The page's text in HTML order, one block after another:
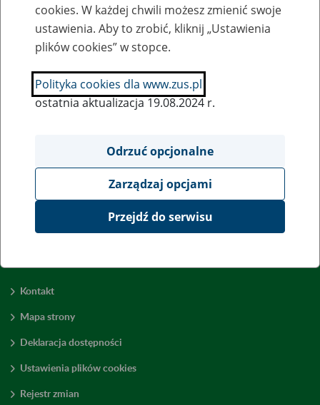
SZUKAJ
Wyświetl wszystkie
Kontakt
Mapa strony
Deklaracja dostępności
Ustawienia plików cookies
Rejestr zmian
cookies. W każdej chwili możesz zmienić swoje
ustawienia. Aby to zrobić, kliknij „Ustawienia
plików cookies” w stopce.
Polityka cookies dla www.zus.pl
ostatnia aktualizacja 19.08.2024 r.
Odrzuć opcjonalne
Zarządzaj opcjami
Przejdź do serwisu